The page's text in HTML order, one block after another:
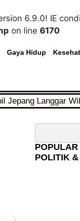
6.9.0! IE
on line 6170
Gaya Hidup
Jepang Langgar
POPULAR
POLITIK